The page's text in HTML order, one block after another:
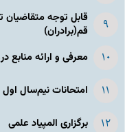
قابل توجه
قم(برادران)
معرفی و ارائه منابع
امتحانات نیم‌سال اول
برگزاری المپیاد علمی